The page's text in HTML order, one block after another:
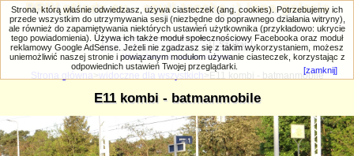
PRIV.gtlodz.eu - czyli trochę ;) inna galeria
Wyszukiwanie zaawansowane
Strona główna widoczne dla wszystkich >E11 kombi - batmanmobile
E11 kombi - batmanmobile
Strona, którą właśnie odwiedzasz, używa ciasteczek (ang. cookies). Potrzebujemy ich
przede wszystkim do utrzymywania sesji (niezbędne do poprawnego działania witryny),
ale również do zapamiętywania niektórych ustawień użytkownika (przykładowo: ukrycie
tego powiadomienia). Używa ich także moduł społecznościowy Facebooka oraz moduł
reklamowy Google AdSense. Jeżeli nie zgadzasz się z takim wykorzystaniem, możesz
uniemożliwić naszej stronie i powiązanym modułom używanie ciasteczek, korzystając z
odpowiednich ustawień Twojej przeglądarki.
[zamknij]